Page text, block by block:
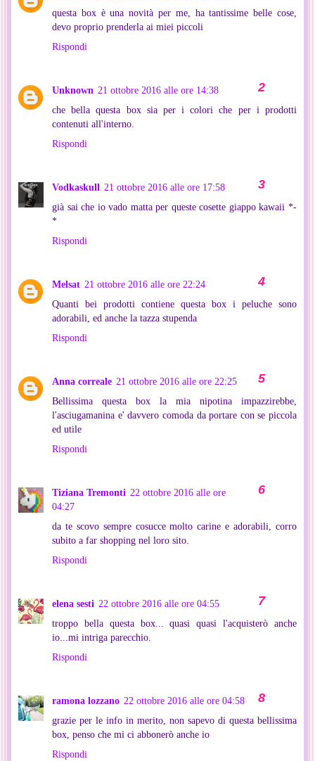
questa box è una novità per me, ha tantissime belle cose,
devo proprio prenderla ai miei piccoli
Rispondi
Unknown 21 ottobre 2016 alle ore 14:38
che bella questa box sia per i colori che per i prodotti
contenuti all'interno.
Rispondi
Vodkaskull 21 ottobre 2016 alle ore 17:58
già sai che io vado matta per queste cosette giappo kawaii *-
*
Rispondi
Melsat 21 ottobre 2016 alle ore 22:24
Quanti bei prodotti contiene questa box i peluche sono
adorabili, ed anche la tazza stupenda
Rispondi
Anna correale 21 ottobre 2016 alle ore 22:25
Bellissima questa box la mia nipotina impazzirebbe,
l'asciugamanina e' davvero comoda da portare con se piccola
ed utile
Rispondi
Tiziana Tremonti 22 ottobre 2016 alle ore
04:27
da te scovo sempre cosucce molto carine e adorabili, corro
subito a far shopping nel loro sito.
Rispondi
elena sesti 22 ottobre 2016 alle ore 04:55
troppo bella questa box... quasi quasi l'acquisterò anche
io...mi intriga parecchio.
Rispondi
ramona lozzano 22 ottobre 2016 alle ore 04:58
grazie per le info in merito, non sapevo di questa bellissima
box, penso che mi ci abbonerò anche io
Rispondi